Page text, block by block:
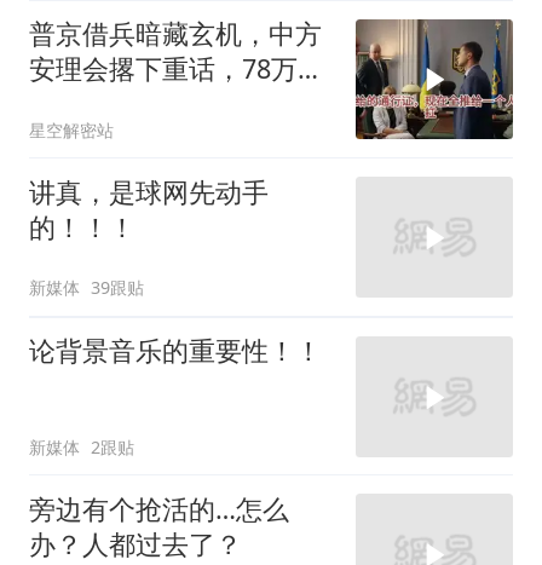
普京借兵暗藏玄机，中方
安理会撂下重话，78万件
星空解密站
讲真，是球网先动手
的！！！
新媒体 39跟贴
论背景音乐的重要性！！
新媒体 2跟贴
旁边有个抢活的…怎么
办？人都过去了？